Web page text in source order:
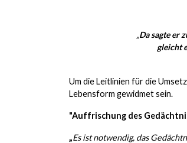
„Da sagte er
gleicht
Um die Leitlinien für die
Lebensform gewidmet sein.
"Auffrischung des
„Es ist notwendig, das